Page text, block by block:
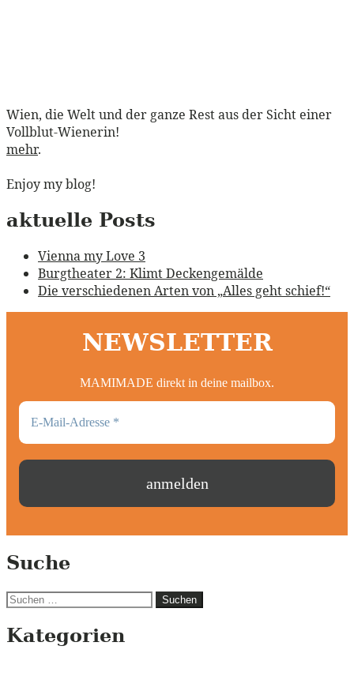
Wien, die Welt und der ganze Rest aus der Sicht einer
Vollblut-Wienerin!
mehr.
Enjoy my blog!
aktuelle Posts
Vienna my Love 3
Burgtheater 2: Klimt Deckengemälde
Die verschiedenen Arten von „Alles geht schief!“
NEWSLETTER
MAMIMADE direkt in deine mailbox.
Suche
Suchen
Kategorien